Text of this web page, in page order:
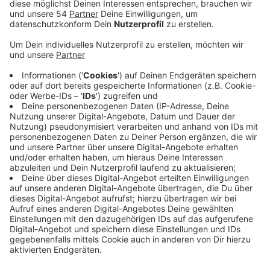
Mindestens 91,5 Millionen Euro - so viel Geld will die
Stadt Mönchengladbach ausgeben, um die
Geld dafür würde von Bund und Land kommen, als Teil
des "Sondervermögens Infrastruktur". Aktuell
beschäftigen sich die Ausschüsse mit den Plänen, am
Ende entscheidet der Rat.
Fast 150 Millionen Euro erhält Mönchengladbach aus
dem Sondervermögen. Es gibt klare Regeln, wofür
dieses Geld ausgegeben werden darf. Grundsätzlich
soll die Infrastruktur gestärkt werden, insbesondere
Bildung, Betreuung, Klimaschutz, Sport und Sicherheit.
Entsprechend sollen die 91,5 Millionen Euro verwendet
werden, um Wohnungen und zwei Turnhallen
energetisch zu sanieren, auch die Gesamtschule